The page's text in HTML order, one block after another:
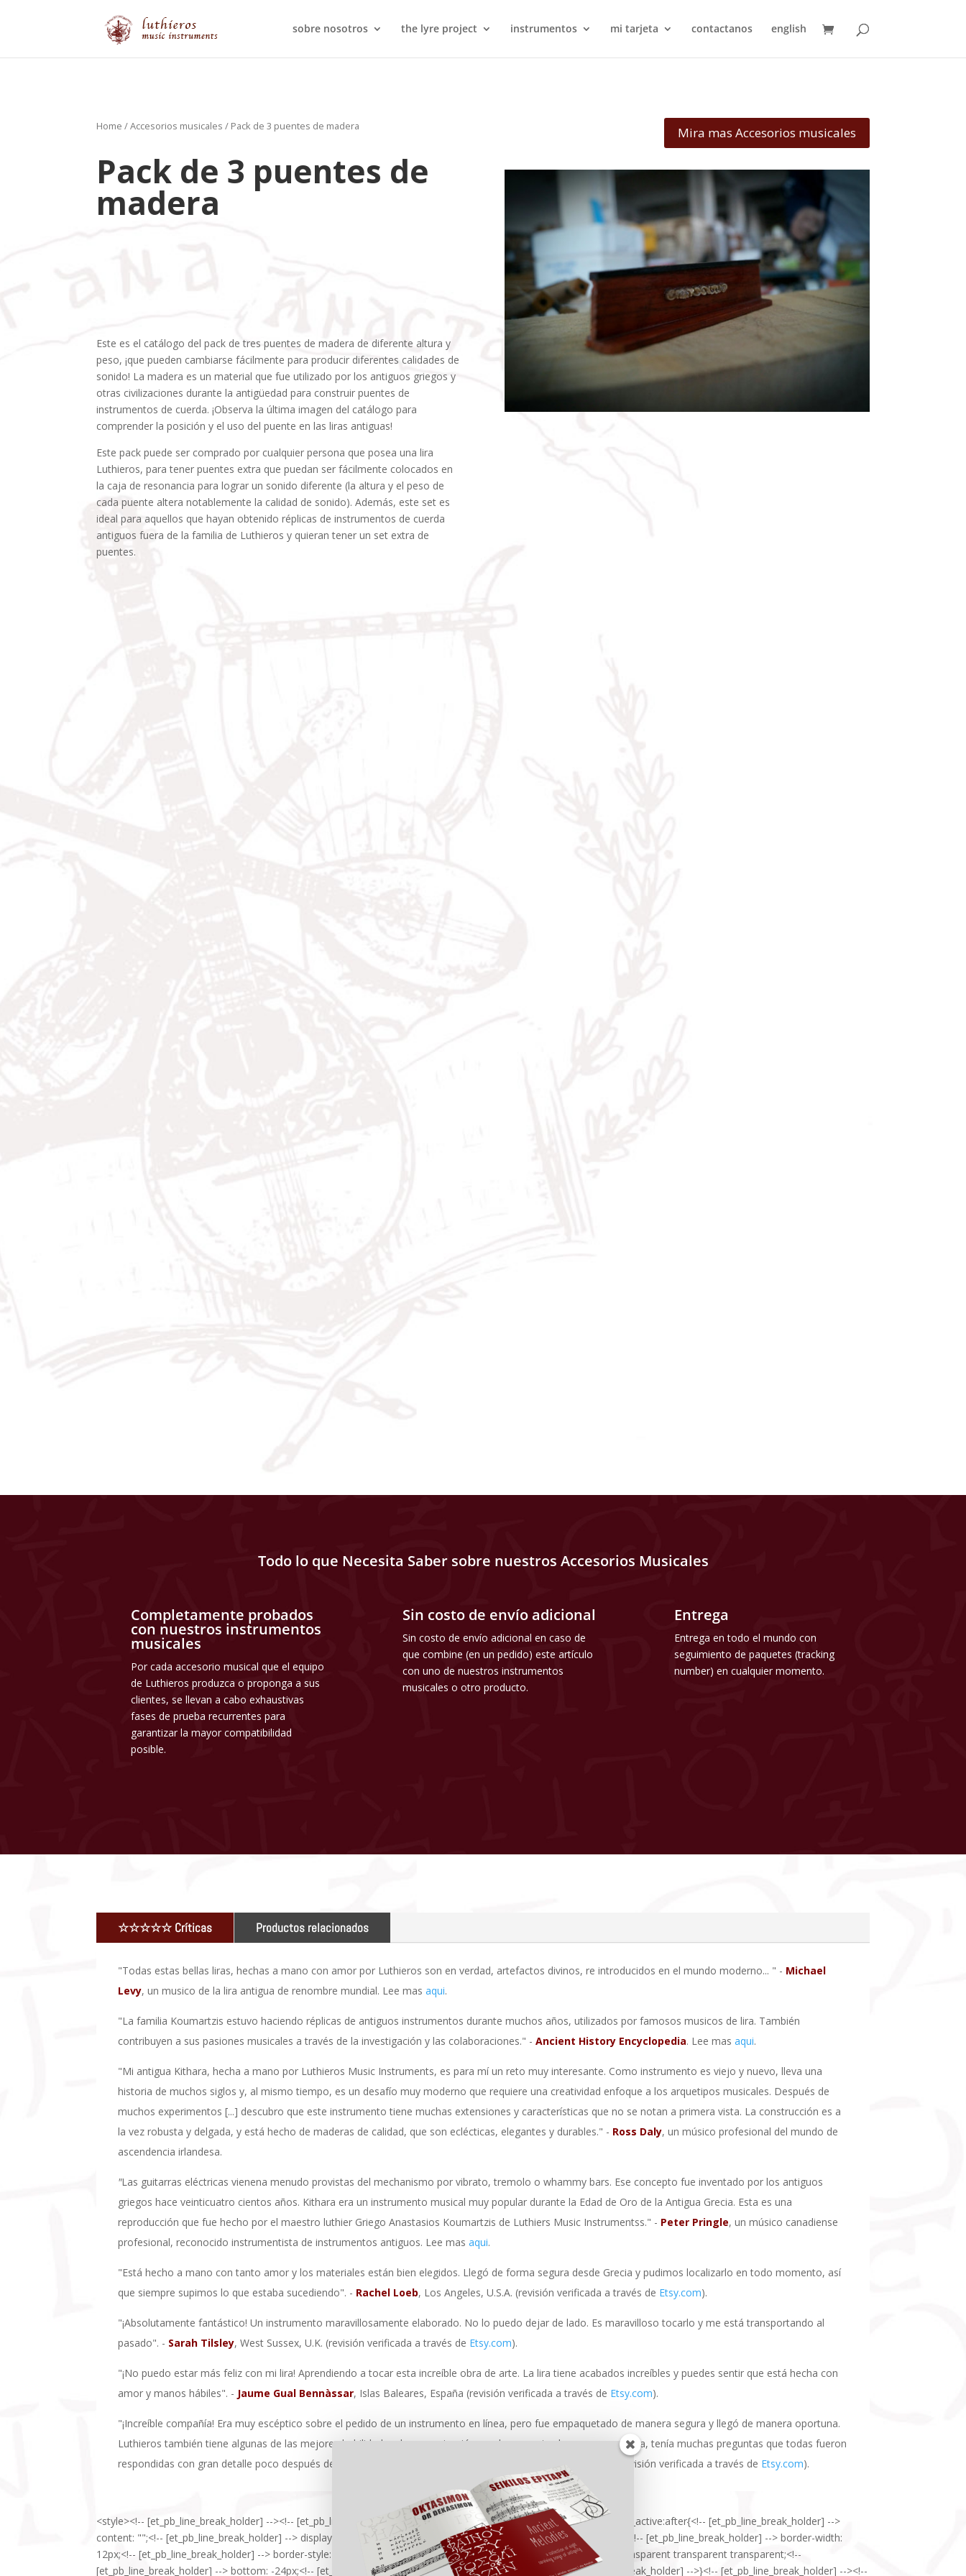
sobre nosotros the lyre project instrumentos mi tarjeta contactanos english
Home /Accesorios musicales / Pack de 3 puentes de madera
Pack de 3 puentes de
madera
Este es el catálogo del pack de tres puentes de madera de diferente altura y
peso, ¡que pueden cambiarse fácilmente para producir diferentes calidades de
sonido! La madera es un material que fue utilizado por los antiguos griegos y
otras civilizaciones durante la antigüedad para construir puentes de
instrumentos de cuerda. ¡Observa la última imagen del catálogo para
comprender la posición y el uso del puente en las liras antiguas!
Este pack puede ser comprado por cualquier persona que posea una lira
Luthieros, para tener puentes extra que puedan ser fácilmente colocados en
la caja de resonancia para lograr un sonido diferente (la altura y el peso de
cada puente altera notablemente la calidad de sonido). Además, este set es
ideal para aquellos que hayan obtenido réplicas de instrumentos de cuerda
antiguos fuera de la familia de Luthieros y quieran tener un set extra de
puentes.
Mira mas Accesorios musicales
Todo lo que Necesita Saber sobre nuestros Accesorios Musicales
Completamente probados
con nuestros instrumentos
musicales
Por cada accesorio musical que el equipo
de Luthieros produzca o proponga a sus
clientes, se llevan a cabo exhaustivas
fases de prueba recurrentes para
garantizar la mayor compatibilidad
posible.
Sin costo de envío adicional
Sin costo de envío adicional en caso de
que combine (en un pedido) este artículo
con uno de nuestros instrumentos
musicales o otro producto.
Entrega
Entrega en todo el mundo con
seguimiento de paquetes (tracking
number) en cualquier momento.
☆☆☆☆☆ Críticas Productos relacionados
"Todas estas bellas liras, hechas a mano con amor por Luthieros son en verdad, artefactos divinos, re introducidos en el mundo moderno... " - Michael
Levy, un musico de la lira antigua de renombre mundial. Lee masaqui.
"La familia Koumartzis estuvo haciendo réplicas de antiguos instrumentos durante muchos años, utilizados por famosos musicos de lira. También
contribuyen a sus pasiones musicales a través de la investigación y las colaboraciones." -Ancient History Encyclopedia. Lee masaqui.
"Mi antigua Kithara, hecha a mano por Luthieros Music Instruments, es para mí un reto muy interesante. Como instrumento es viejo y nuevo, lleva una
historia de muchos siglos y, al mismo tiempo, es un desafío muy moderno que requiere una creatividad enfoque a los arquetipos musicales. Después de
muchos experimentos [...] descubro que este instrumento tiene muchas extensiones y características que no se notan a primera vista. La construcción es a
la vez robusta y delgada, y está hecho de maderas de calidad, que son eclécticas, elegantes y durables." - Ross Daly, un músico profesional del mundo de
ascendencia irlandesa.
"Las guitarras eléctricas vienena menudo provistas del mechanismo por vibrato, tremolo o whammy bars. Ese concepto fue inventado por los antiguos
griegos hace veinticuatro cientos años. Kithara era un instrumento musical muy popular durante la Edad de Oro de la Antigua Grecia. Esta es una
reproducción que fue hecho por el maestro luthier Griego Anastasios Koumartzis de Luthiers Music Instrumentss." - Peter Pringle, un músico canadiense
profesional, reconocido instrumentista de instrumentos antiguos. Lee masaqui.
"Está hecho a mano con tanto amor y los materiales están bien elegidos. Llegó de forma segura desde Grecia y pudimos localizarlo en todo momento, así
que siempre supimos lo que estaba sucediendo". - Rachel Loeb, Los Angeles, U.S.A. (revisión verificada a través de Etsy.com).
"¡Absolutamente fantástico! Un instrumento maravillosamente elaborado. No lo puedo dejar de lado. Es maravilloso tocarlo y me está transportando al
pasado". - Sarah Tilsley, West Sussex, U.K. (revisión verificada a través de Etsy.com).
"¡No puedo estar más feliz con mi lira! Aprendiendo a tocar esta increíble obra de arte. La lira tiene acabados increíbles y puedes sentir que está hecha con
amor y manos hábiles". - Jaume Gual Bennàssar, Islas Baleares, España (revisión verificada a través de Etsy.com).
"¡Increíble compañía! Era muy escéptico sobre el pedido de un instrumento en línea, pero fue empaquetado de manera segura y llegó de manera oportuna.
Luthieros también tiene algunas de las mejores habilidades de comunicación que he encontrado en una empresa, tenía muchas preguntas que todas fueron
respondidas con gran detalle poco después de que les pregunté ". -
, New York, U.S.A. (revisión verificada a través de Etsy.com).
<style><!-- [et_pb_line_break_holder] --><!-- [et_pb_line_break_holder] -->.et_pb_tabs .et_pb_tabs_controls li.et_pb_tab_active:after{<!-- [et_pb_line_break_holder] -->
content: "";<!-- [et_pb_line_break_holder] --> display: inline-block;<!-- [et_pb_line_break_holder] --> position: absolute;<!-- [et_pb_line_break_holder] --> border-width:
12px;<!-- [et_pb_line_break_holder] --> border-style: solid;<!-- [et_pb_line_break_holder] --> border-color: #66100c transparent transparent transparent;<!--
[et_pb_line_break_holder] --> bottom: -24px;<!-- [et_pb_line_break_holder] --> left: calc(50% - 10px);<!-- [et_pb_line_break_holder] -->}<!-- [et_pb_line_break_holder] --><!--